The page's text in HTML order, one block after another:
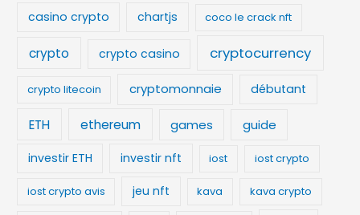
casino crypto chartjs coco le crack nft
crypto crypto casino cryptocurrency
crypto litecoin cryptomonnaie débutant
ETH ethereum games guide
investir ETH investir nft iost iost crypto
iost crypto avis jeu nft kava kava crypto